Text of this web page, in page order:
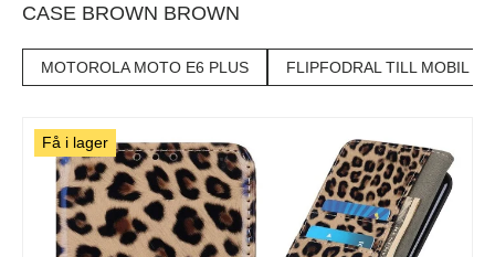
CASE BROWN BROWN
MOTOROLA MOTO E6 PLUS FLIPFODRAL TILL MOBIL
Få i lager